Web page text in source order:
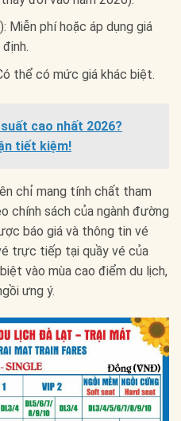
Miễn phí hoặc áp dụng giá
thể có mức giá khác biệt.
cao nhất 2026?
tiết kiệm!
chỉ mang tính chất tham
chính sách của ngành đường
báo giá và thông tin vé
trực tiếp tại quầy vé của
vào mùa cao điểm du lịch,
ưng ý.